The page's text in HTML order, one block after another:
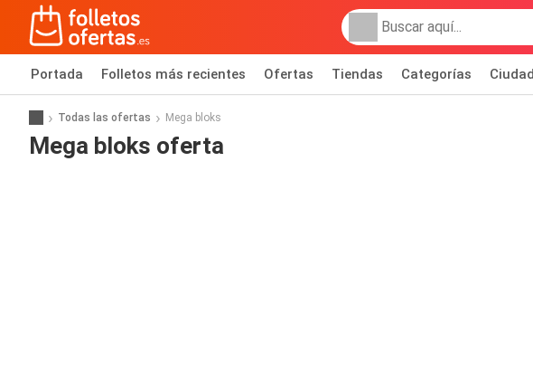
Portada Folletos más recientes Ofertas Tiendas Categorías
Todas las ofertas Mega bloks
Mega bloks oferta